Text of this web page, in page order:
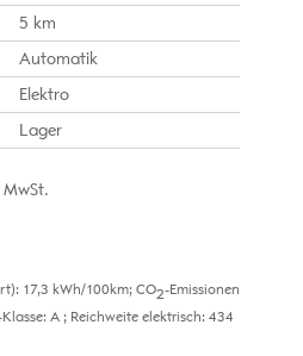
5 km
Automatik
Elektro
Lager
MwSt.
17,3 kWh/100km; CO2-Emissionen
A ; Reichweite elektrisch: 434